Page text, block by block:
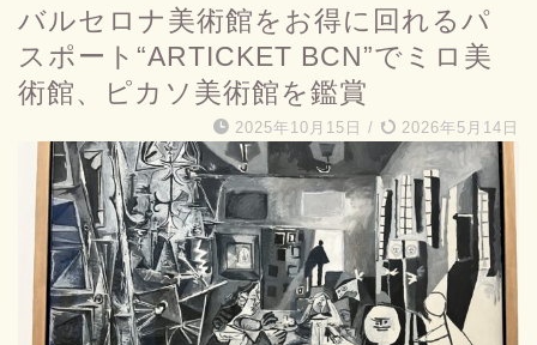
バルセロナ美術館をお得に回れるパ
スポート“ARTICKET BCN”でミロ美
術館、ピカソ美術館を鑑賞
2025年10月15日 / 2026年5月14日